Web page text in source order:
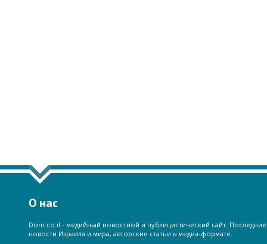
О нас
Dom.co.il - медийный новостной и публицистический сайт. Последние
новости Израиля и мира, авторские статьи в медиа-формате.